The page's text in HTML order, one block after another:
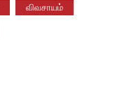
விவசாயம்